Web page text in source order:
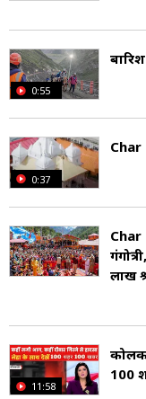
0:55
0:37
Char
Char
लाख
11:58
100